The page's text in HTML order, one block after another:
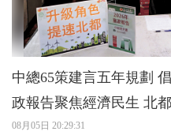
中總65策建言五年規劃 倡設
政報告
08月05日 20:29:31